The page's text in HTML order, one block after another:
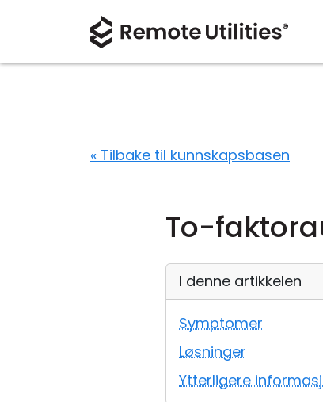
« Tilbake til kunnskapsbasen
To-
I denne artikkelen
Symptomer
Løsninger
Ytterligere